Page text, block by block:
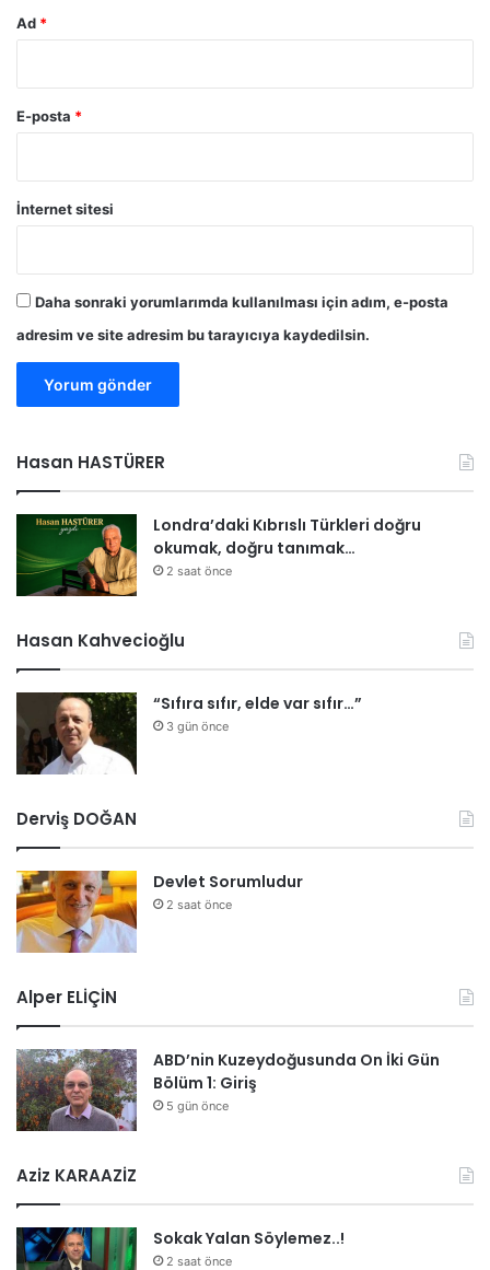
o
Ad *
E-posta *
İnternet sitesi
Daha sonraki yorumlarımda kullanılması için adım, e-posta
adresim ve site adresim bu tarayıcıya kaydedilsin.
Hasan HASTÜRER
Londra’daki Kıbrıslı Türkleri doğru
okumak, doğru tanımak…
2 saat önce
Hasan Kahvecioğlu
“Sıfıra sıfır, elde var sıfır…”
3 gün önce
Derviş DOĞAN
Devlet Sorumludur
2 saat önce
Alper ELİÇİN
ABD’nin Kuzeydoğusunda On İki Gün
Bölüm 1: Giriş
5 gün önce
Aziz KARAAZİZ
Sokak Yalan Söylemez..!
2 saat önce